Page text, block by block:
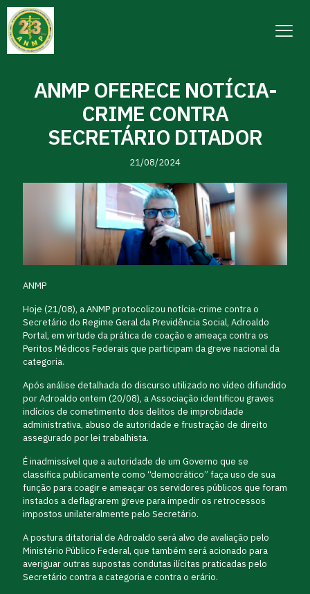
ANMP OFERECE NOTÍCIA-
CRIME CONTRA
SECRETÁRIO DITADOR
21/08/2024
ANMP
Hoje (21/08), a ANMP protocolizou notícia-crime contra o
Secretário do Regime Geral da Previdência Social, Adroaldo
Portal, em virtude da prática de coação e ameaça contra os
Peritos Médicos Federais que participam da greve nacional da
categoria.
Após análise detalhada do discurso utilizado no vídeo difundido
por Adroaldo ontem (20/08), a Associação identificou graves
indícios de cometimento dos delitos de improbidade
administrativa, abuso de autoridade e frustração de direito
assegurado por lei trabalhista.
É inadmissível que a autoridade de um Governo que se
classifica publicamente como “democrático” faça uso de sua
função para coagir e ameaçar os servidores públicos que foram
instados a deflagrarem greve para impedir os retrocessos
impostos unilateralmente pelo Secretário.
A postura ditatorial de Adroaldo será alvo de avaliação pelo
Ministério Público Federal, que também será acionado para
averiguar outras supostas condutas ilícitas praticadas pelo
Secretário contra a categoria e contra o erário.